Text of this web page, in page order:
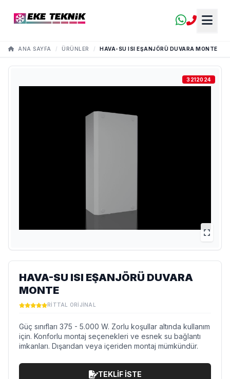
ANA SAYFA / ÜRÜNLER / HAVA-SU ISI EŞANJÖRÜ DUVARA MONTE
3212024
HAVA-SU ISI EŞANJÖRÜ DUVARA
MONTE
RITTAL ORIJINAL
Güç sınıfları 375 - 5.000 W. Zorlu koşullar altında kullanım
için. Konforlu montaj seçenekleri ve esnek su bağlantı
imkanları. Dışarıdan veya içeriden montaj mümkündür.
TEKLİF İSTE